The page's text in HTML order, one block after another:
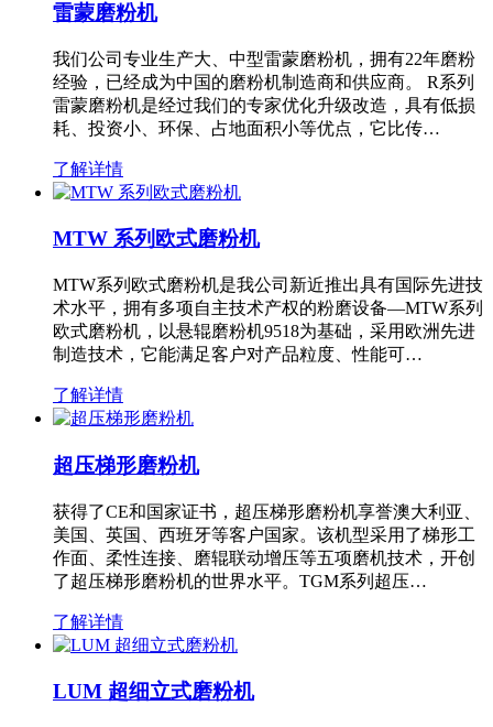
雷蒙磨粉机
我们公司专业生产大、中型雷蒙磨粉机，拥有22年磨粉
经验，已经成为中国的磨粉机制造商和供应商。 R系列
雷蒙磨粉机是经过我们的专家优化升级改造，具有低损
耗、投资小、环保、占地面积小等优点，它比传…
了解详情
MTW 系列欧式磨粉机
MTW系列欧式磨粉机是我公司新近推出具有国际先进技
术水平，拥有多项自主技术产权的粉磨设备—MTW系列
欧式磨粉机，以悬辊磨粉机9518为基础，采用欧洲先进
制造技术，它能满足客户对产品粒度、性能可…
了解详情
超压梯形磨粉机
获得了CE和国家证书，超压梯形磨粉机享誉澳大利亚、
美国、英国、西班牙等客户国家。该机型采用了梯形工
作面、柔性连接、磨辊联动增压等五项磨机技术，开创
了超压梯形磨粉机的世界水平。TGM系列超压…
了解详情
LUM 超细立式磨粉机